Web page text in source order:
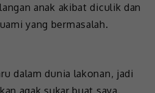
anak akibat diculik dan
yang bermasalah.
dalam dunia lakonan, jadi